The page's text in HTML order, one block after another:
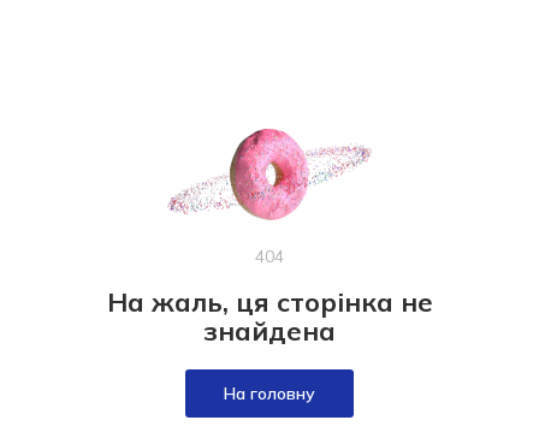
404
На жаль, ця сторінка не
знайдена
На головну